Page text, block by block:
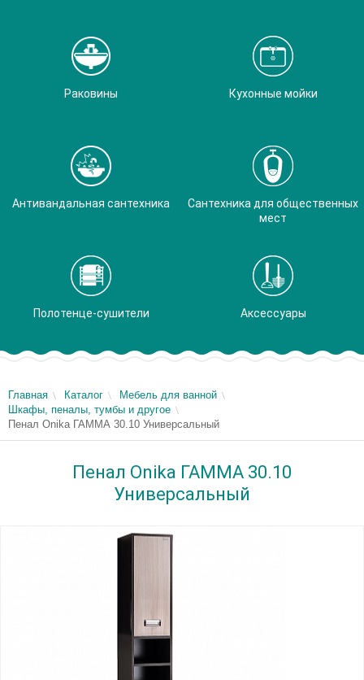
Раковины Кухонные мойки
Антивандальная сантехника
Сантехника для общественных
мест
Полотенце-сушители Аксессуары
Главная Каталог
Мебель для ванной
Шкафы, пеналы, тумбы и другое
Пенал Onika ГАММА 30.10 Универсальный
Пенал Onika ГАММА 30.10
Универсальный